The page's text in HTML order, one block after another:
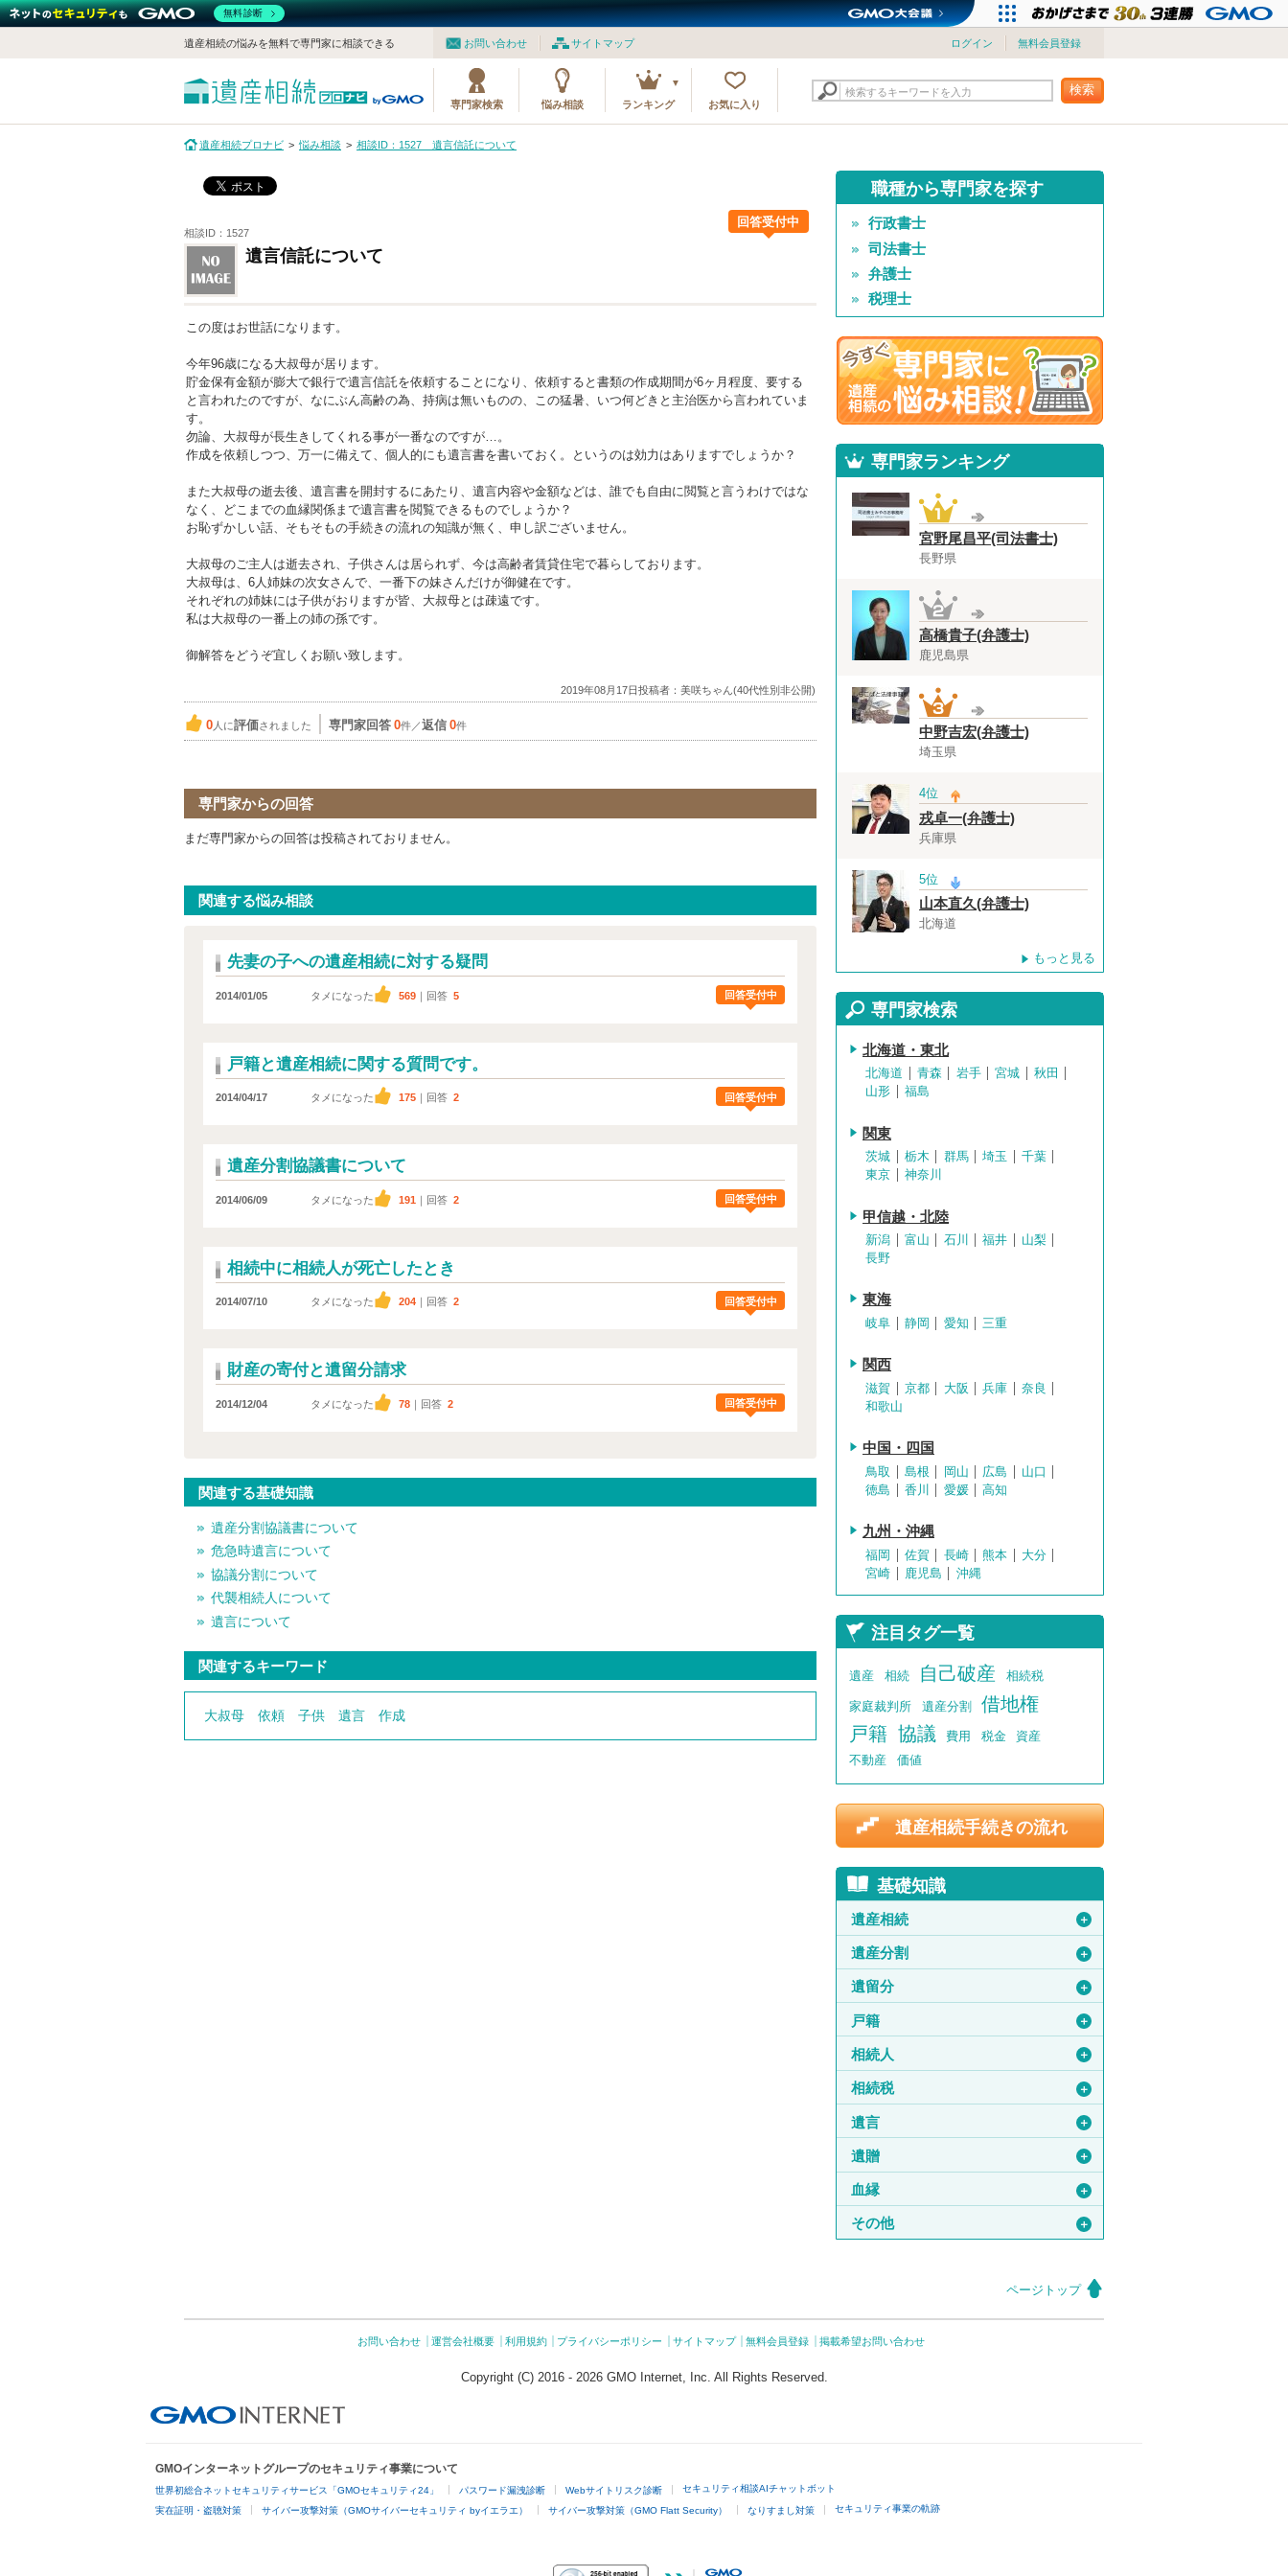
お問い合わせ サイトマップ ログイン 無料会員登録
遺産相続の悩みを無料で専門家に相談できる
専門家検索 悩み相談 ランキング お気に入り
検索するキーワードを入力 検索
遺産相続プロナビ 悩み相談 相談ID：1527 遺言信託について
相談ID：1527
回答受付中
遺言信託について
この度はお世話になります。
今年96歳になる大叔母が居ります。
貯金保有金額が膨大で銀行で遺言信託を依頼することになり、依頼すると書類の作成期間が6ヶ月程度、要する
と言われたのですが、なにぶん高齢の為、持病は無いものの、この猛暑、いつ何どきと主治医から言われていま
す。
勿論、大叔母が長生きしてくれる事が一番なのですが…。
作成を依頼しつつ、万一に備えて、個人的にも遺言書を書いておく。というのは効力はありますでしょうか？
また大叔母の逝去後、遺言書を開封するにあたり、遺言内容や金額などは、誰でも自由に閲覧と言うわけではな
なく、どこまでの血縁関係まで遺言書を閲覧できるものでしょうか？
お恥ずかしい話、そもそもの手続きの流れの知識が無く、申し訳ございません。
大叔母のご主人は逝去され、子供さんは居られず、今は高齢者賃貸住宅で暮らしております。
大叔母は、6人姉妹の次女さんで、一番下の妹さんだけが御健在です。
それぞれの姉妹には子供がおりますが皆、大叔母とは疎遠です。
私は大叔母の一番上の姉の孫です。
御解答をどうぞ宜しくお願い致します。
2019年08月17日投稿者：美咲ちゃん(40代性別非公開)
0 人に評価されました 専門家回答 0件／返信 0件
専門家からの回答
まだ専門家からの回答は投稿されておりません。
関連する悩み相談
先妻の子への遺産相続に対する疑問
2014/01/05 タメになった 569 ｜回答 5 回答受付中
戸籍と遺産相続に関する質問です。
2014/04/17 タメになった 175 ｜回答 2 回答受付中
遺産分割協議書について
2014/06/09 タメになった 191 ｜回答 2 回答受付中
相続中に相続人が死亡したとき
2014/07/10 タメになった 204 ｜回答 2 回答受付中
財産の寄付と遺留分請求
2014/12/04 タメになった 78 ｜回答 2 回答受付中
関連する基礎知識
遺産分割協議書について
危急時遺言について
協議分割について
代襲相続人について
遺言について
関連するキーワード
大叔母 依頼 子供 遺言 作成
職種から専門家を探す
行政書士
司法書士
弁護士
税理士
専門家ランキング
宮野尾昌平(司法書士)
長野県
高橋貴子(弁護士)
鹿児島県
中野吉宏(弁護士)
埼玉県
4位
戎卓一(弁護士)
兵庫県
5位
山本直久(弁護士)
北海道
もっと見る
専門家検索
北海道・東北
北海道 青森 岩手 宮城
秋田
山形
福島
関東
茨城 栃木 群馬 埼玉
千葉
東京
神奈川
甲信越・北陸
新潟 富山 石川 福井
山梨
長野
東海
岐阜 静岡 愛知 三重
関西
滋賀 京都 大阪 兵庫
奈良
和歌山
中国・四国
鳥取 島根 岡山 広島
山口
徳島
香川 愛媛 高知
九州・沖縄
福岡 佐賀 長崎 熊本
大分
宮崎
鹿児島 沖縄
注目タグ一覧
遺産 相続 自己破産 相続税
家庭裁判所 遺産分割
借地権
戸籍 協議 費用 税金
資産
不動産
価値
遺産相続手続きの流れ
基礎知識
遺産相続 ＋
遺産分割 ＋
遺留分 ＋
戸籍 ＋
相続人 ＋
相続税 ＋
遺言 ＋
遺贈 ＋
血縁 ＋
その他 ＋
ページトップ
お問い合わせ 運営会社概要 利用規約 プライバシーポリシー サイトマップ 無料会員登録 掲載希望お問い合わせ
Copyright (C) 2016 - 2026 GMO Internet, Inc. All Rights Reserved.
GMOインターネットグループのセキュリティ事業について
世界初総合ネットセキュリティサービス「GMOセキュリティ24」 パスワード漏洩診断 Webサイトリスク診断 セキュリティ相談AIチャットボット
実在証明・盗聴対策 サイバー攻撃対策（GMOサイバーセキュリティ byイエラエ） サイバー攻撃対策（GMO Flatt Security） なりすまし対策 セキュリティ事業の軌跡
無料診断